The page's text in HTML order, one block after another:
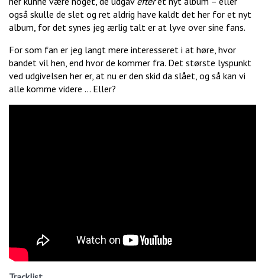
også skulle de slet og ret aldrig have kaldt det her for et nyt
album, for det synes jeg ærlig talt er at lyve over sine fans.
For som fan er jeg langt mere interesseret i at høre, hvor
bandet vil hen, end hvor de kommer fra. Det største lyspunkt
ved udgivelsen her er, at nu er den skid da slået, og så kan vi
alle komme videre … Eller?